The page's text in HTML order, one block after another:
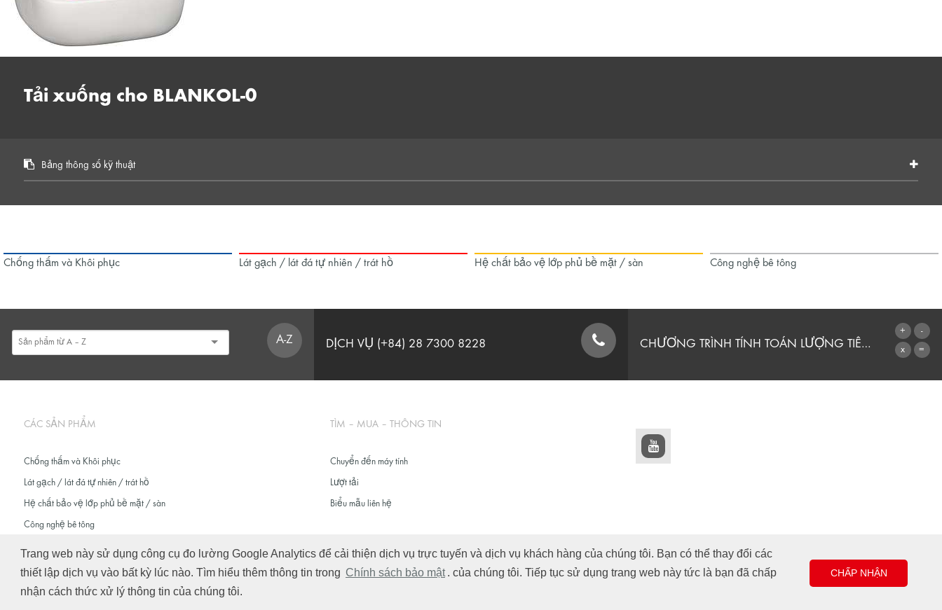
Trang web này sử dụng công cụ đo lường Google Analytics để cải thiện dịch vụ trực tuyến và dịch vụ khách hàng của chúng tôi. Bạn có thể thay đổi các
thiết lập dịch vụ vào bất kỳ lúc nào. Tìm hiểu thêm thông tin trong Chính sách bảo mật . của chúng tôi. Tiếp tục sử dụng trang web này tức là bạn đã chấp
nhận cách thức xử lý thông tin của chúng tôi.
CHẤP NHẬN
Tải xuống cho BLANKOL-0
Bảng thông số kỹ thuật
Chống thấm và Khôi phục Lát gạch / lát đá tự nhiên / trát hồ Hệ chất bảo vệ lớp phủ bề mặt / sàn Công nghệ bê tông
A-Z DỊCH VỤ (+84) 28 7300 8228 CHƯƠNG TRÌNH TÍNH TOÁN LƯỢNG TIÊU THỤ
CÁC SẢN PHẨM
Chống thấm và Khôi phục
Lát gạch / lát đá tự nhiên / trát hồ
Hệ chất bảo vệ lớp phủ bề mặt / sàn
Công nghệ bê tông
TÌM – MUA – THÔNG TIN
Chuyển đến máy tính
Lượt tải
Biểu mẫu liên hệ